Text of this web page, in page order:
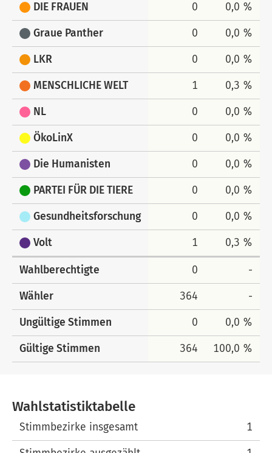
DIE FRAUEN 0 0,0 %
Graue Panther 0 0,0 %
LKR 0 0,0 %
MENSCHLICHE WELT 1 0,3 %
NL 0 0,0 %
ÖkoLinX 0 0,0 %
Die Humanisten 0 0,0 %
PARTEI FÜR DIE TIERE 0 0,0 %
Gesundheitsforschung 0 0,0 %
Volt 1 0,3 %
Wahlberechtigte 0 -
Wähler 364 -
Ungültige Stimmen 0 0,0 %
Gültige Stimmen 364 100,0 %
Wahlstatistiktabelle
Wahlstatistiktabelle
Stimmbezirke insgesamt 1